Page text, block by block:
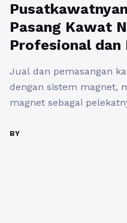
Pasang Kawat
Profesional dan
Jual dan pemasangan
dengan sistem magnet,
magnet sebagai
list magnet menempel
BY